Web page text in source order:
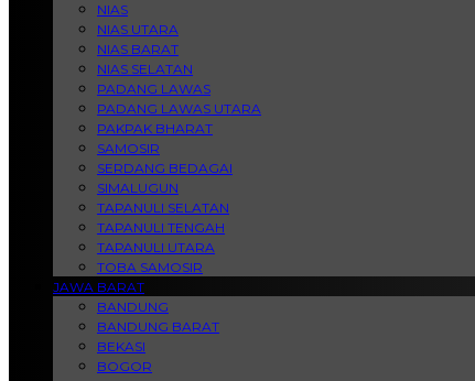
NIAS
NIAS UTARA
NIAS BARAT
NIAS SELATAN
PADANG LAWAS
PADANG LAWAS UTARA
PAKPAK BHARAT
SAMOSIR
SERDANG BEDAGAI
SIMALUGUN
TAPANULI SELATAN
TAPANULI TENGAH
TAPANULI UTARA
TOBA SAMOSIR
JAWA BARAT
BANDUNG
BANDUNG BARAT
BEKASI
BOGOR